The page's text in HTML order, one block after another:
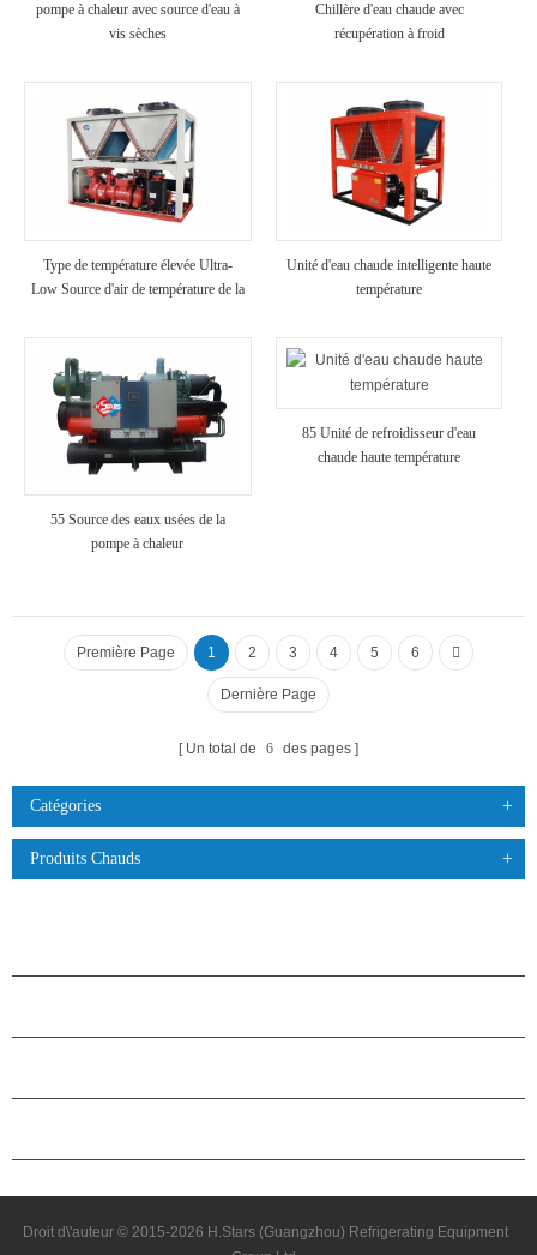
pompe à chaleur avec source d'eau à
vis sèches
Chillère d'eau chaude avec
récupération à froid
Type de température élevée Ultra-
Low Source d'air de température de la
Unité d'eau chaude intelligente haute
température
55 Source des eaux usées de la
pompe à chaleur
85 Unité de refroidisseur d'eau
chaude haute température
Première Page 1 2 3 4 5 6
Dernière Page
Un total de 6 des pages
Catégories
Produits Chauds
Droit d\'auteur © 2015-2026 H.Stars (Guangzhou) Refrigerating Equipment